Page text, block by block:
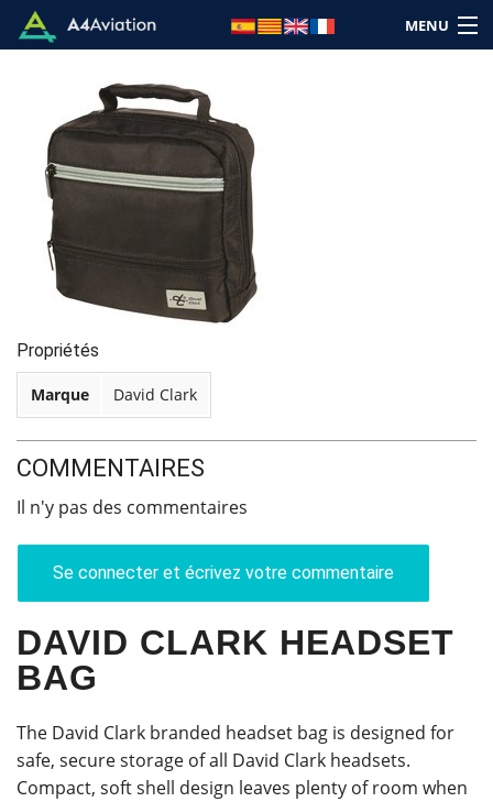
MENU
Marque
Categorie
Accueil
Connexion
Panier: (Vide)
Propriétés
Marque David Clark
COMMENTAIRES
Il n'y pas des commentaires
Se connecter et écrivez votre commentaire
DAVID CLARK HEADSET
BAG
The David Clark branded headset bag is designed for
safe, secure storage of all David Clark headsets.
Compact, soft shell design leaves plenty of room when